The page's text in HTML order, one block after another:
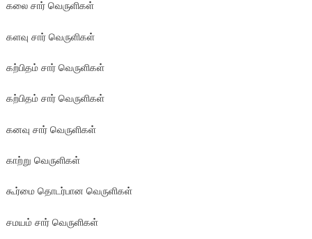
கலை சார் வெருளிகள்
களவு சார் வெருளிகள்
கற்பிதம் சார் வெருளிகள்
கற்பிதம் சார் வெருளிகள்
கனவு சார் வெருளிகள்
காற்று வெருளிகள்
கூர்மை தொடர்பான வெருளிகள்
சமயம் சார் வெருளிகள்